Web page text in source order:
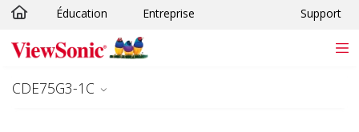
Passer au contenu principal
Éducation Entreprise Support
CDE75G3-1C